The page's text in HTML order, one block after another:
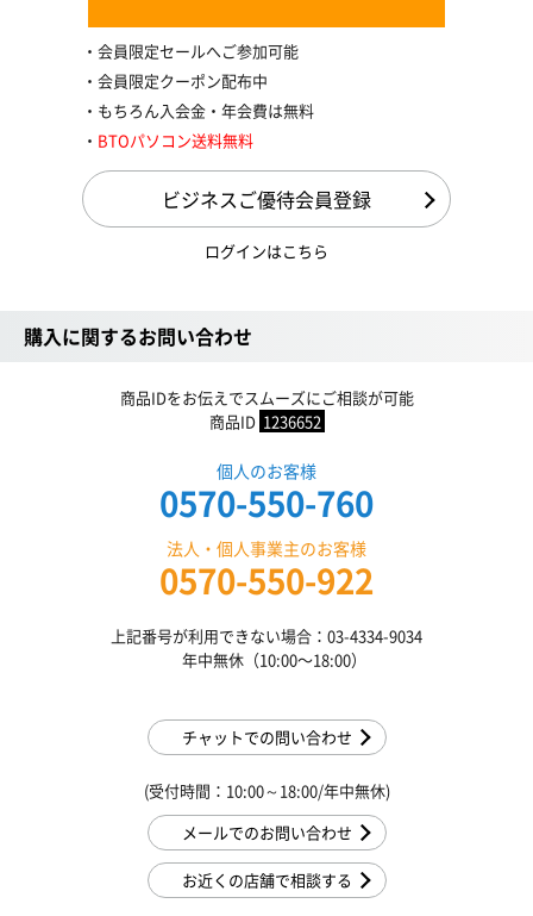
会員限定セールへご参加可能
会員限定クーポン配布中
もちろん入会金・年会費は無料
BTOパソコン送料無料
ビジネスご優待会員登録
ログインはこちら
購入に関するお問い合わせ
商品IDをお伝えでスムーズにご相談が可能
商品ID 1236652
個人のお客様
0570-550-760
法人・個人事業主のお客様
0570-550-922
上記番号が利用できない場合：03-4334-9034
年中無休（10:00〜18:00）
チャットでの問い合わせ
(受付時間：10:00～18:00/年中無休)
メールでのお問い合わせ
お近くの店舗で相談する